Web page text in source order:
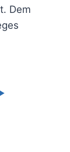
Dem